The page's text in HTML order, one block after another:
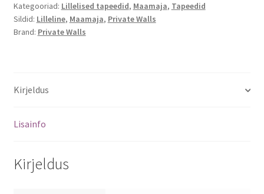
Kategooriad: Lillelised tapeedid, Maamaja, Tapeedid
Sildid: Lilleline, Maamaja, Private Walls
Brand: Private Walls
Kirjeldus
Lisainfo
Kirjeldus